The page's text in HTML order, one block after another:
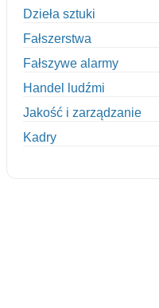
Dzieła sztuki
Fałszerstwa
Fałszywe alarmy
Handel ludźmi
Jakość i zarządzanie
Kadry